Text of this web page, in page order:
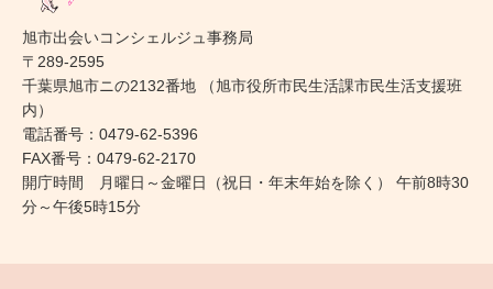
旭市出会いコンシェルジュ事務局
〒289-2595
千葉県旭市ニの2132番地 （旭市役所市民生活課市民生活支援班
内）
電話番号：0479-62-5396
FAX番号：0479-62-2170
開庁時間 月曜日～金曜日（祝日・年末年始を除く） 午前8時30
分～午後5時15分